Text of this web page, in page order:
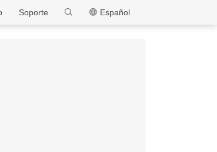
MEmu
Español
Soporte